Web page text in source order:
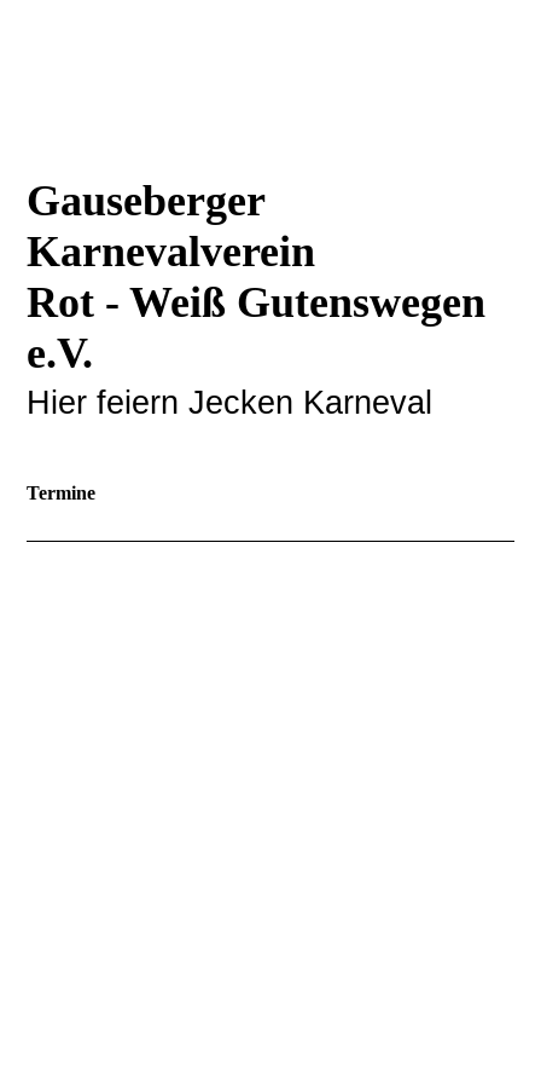
Gauseberger
Karnevalverein
Rot - Weiß Gutenswegen
e.V.
Hier feiern Jecken Karneval
Termine